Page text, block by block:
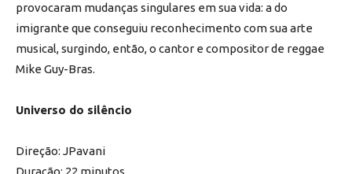
provocaram mudanças singulares em sua vida: a do
imigrante que conseguiu reconhecimento com sua arte
musical, surgindo, então, o cantor e compositor de reggae
Mike Guy-Bras.
Universo do silêncio
Direção: JPavani
Duração: 22 minutos